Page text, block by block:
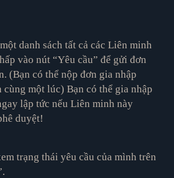
danh sách tất cả các Liên minh
vào nút “Yêu cầu” để gửi đơn
(Bạn có thể nộp đơn gia nhập
một lúc) Bạn có thể gia nhập
lập tức nếu Liên minh này
duyệt!
trạng thái yêu cầu của mình trên